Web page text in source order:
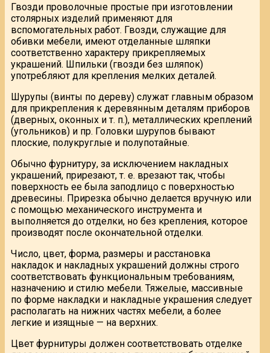
Гвозди проволочные простые при изготовлении
столярных изделий применяют для
вспомогательных работ. Гвозди, служащие для
обивки мебели, имеют отделанные шляпки
соответственно характеру прикрепляемых
украшений. Шпильки (гвозди без шляпок)
употребляют для крепления мелких деталей.
Шурупы (винты по дереву) служат главным образом
для прикрепления к деревянным деталям приборов
(дверных, оконных и т. п.), металлических креплений
(угольников) и пр. Головки шурупов бывают
плоские, полукруглые и полупотайные.
Обычно фурнитуру, за исключением накладных
украшений, прирезают, т. е. врезают так, чтобы
поверхность ее была заподлицо с поверхностью
древесины. Прирезка обычно делается вручную или
с помощью механического инструмента и
выполняется до отделки, но без крепления, которое
производят после окончательной отделки.
Число, цвет, форма, размеры и расстановка
накладок и накладных украшений должны строго
соответствовать функциональным требованиям,
назначению и стилю мебели. Тяжелые, массивные
по форме накладки и накладные украшения следует
располагать на нижних частях мебели, а более
легкие и изящные — на верхних.
Цвет фурнитуры должен соответствовать отделке